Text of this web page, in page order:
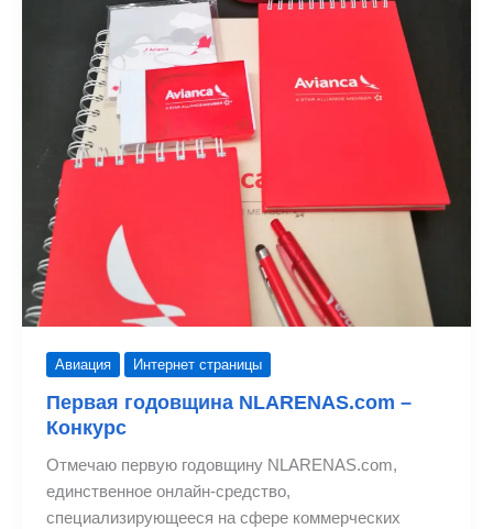
Авиация Интернет страницы
Первая годовщина NLARENAS.com –
Конкурс
Отмечаю первую годовщину NLARENAS.com,
единственное онлайн-средство,
специализирующееся на сфере коммерческих